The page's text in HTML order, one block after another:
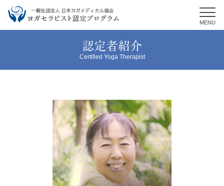
MENU
認定者紹介
Certified Yoga Therapist